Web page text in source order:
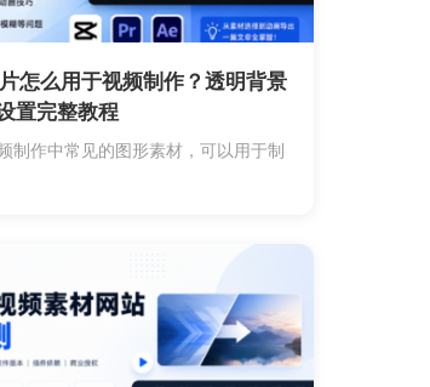
怎么用于视频制作？透明背景
置完整教程
制作中常见的图形素材，可以用于制